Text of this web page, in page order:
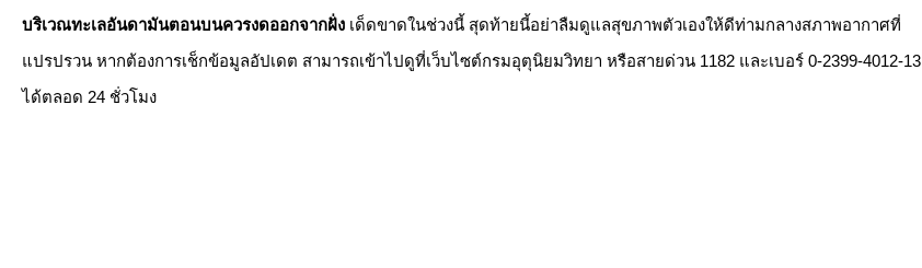
บริเวณทะเลอันดามันตอนบนควรงดออกจากฝั่ง เด็ดขาดในช่วงนี้ สุดท้ายนี้อย่าลืมดูแลสุขภาพตัวเองให้ดีท่ามกลางสภาพอากาศที่
แปรปรวน หากต้องการเช็กข้อมูลอัปเดต สามารถเข้าไปดูที่เว็บไซต์กรมอุตุนิยมวิทยา หรือสายด่วน 1182 และเบอร์ 0-2399-4012-13
ได้ตลอด 24 ชั่วโมง